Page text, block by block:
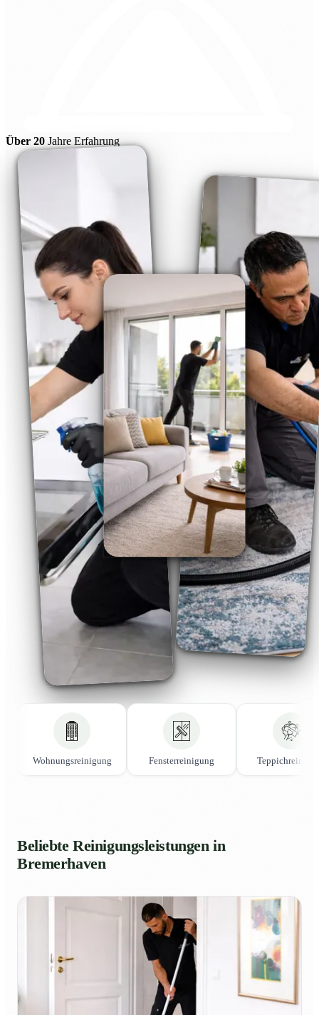
Über 20 Jahre Erfahrung
Wohnungsreinigung Fensterreinigung
Beliebte Reinigungsleistungen in
Bremerhaven